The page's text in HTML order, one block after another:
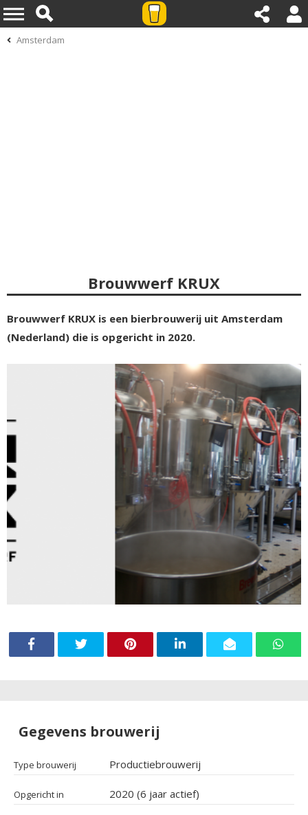
Amsterdam
Brouwwerf KRUX
Brouwwerf KRUX is een bierbrouwerij uit Amsterdam
(Nederland) die is opgericht in 2020.
Gegevens brouwerij
Type brouwerij Productiebrouwerij
Opgericht in 2020 (6 jaar actief)